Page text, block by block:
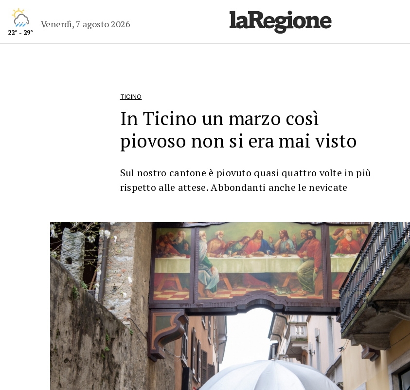
22° - 29°
Venerdì, 7 agosto 2026
TICINO
In Ticino un marzo così
piovoso non si era mai visto
Sul nostro cantone è piovuto quasi quattro volte in più
rispetto alle attese. Abbondanti anche le nevicate